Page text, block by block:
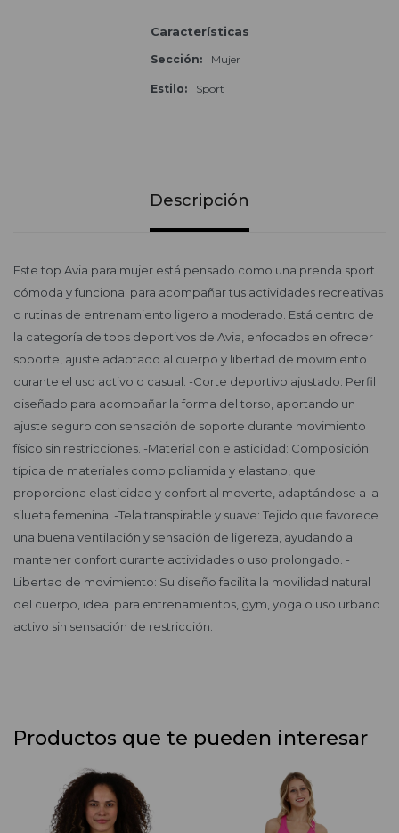
Características
Sección Mujer
Estilo Sport
Descripción
Este top Avia para mujer está pensado como una prenda sport
cómoda y funcional para acompañar tus actividades recreativas
o rutinas de entrenamiento ligero a moderado. Está dentro de
la categoría de tops deportivos de Avia, enfocados en ofrecer
soporte, ajuste adaptado al cuerpo y libertad de movimiento
durante el uso activo o casual. -Corte deportivo ajustado: Perfil
diseñado para acompañar la forma del torso, aportando un
ajuste seguro con sensación de soporte durante movimiento
físico sin restricciones. -Material con elasticidad: Composición
típica de materiales como poliamida y elastano, que
proporciona elasticidad y confort al moverte, adaptándose a la
silueta femenina. -Tela transpirable y suave: Tejido que favorece
una buena ventilación y sensación de ligereza, ayudando a
mantener confort durante actividades o uso prolongado. -
Libertad de movimiento: Su diseño facilita la movilidad natural
del cuerpo, ideal para entrenamientos, gym, yoga o uso urbano
activo sin sensación de restricción.
Productos que te pueden interesar